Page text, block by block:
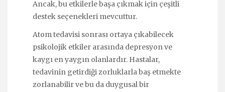
Ancak, bu etkilerle başa çıkmak için çeşitli
destek seçenekleri mevcuttur.
Atom tedavisi sonrası ortaya çıkabilecek
psikolojik etkiler arasında depresyon ve
kaygı en yaygın olanlardır. Hastalar,
tedavinin getirdiği zorluklarla baş etmekte
zorlanabilir ve bu da duygusal bir